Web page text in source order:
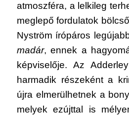
atmoszféra, a lelkileg
meglepő fordulatok
Nyström írópáros
madár, ennek a
képviselője. Az
harmadik részeként a
újra elmerülhetnek a
melyek ezújttal is